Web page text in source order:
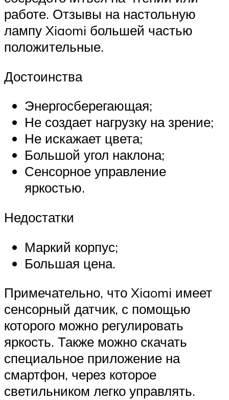
работе. Отзывы на настольную
лампу Xiaomi большей частью
положительные.
Достоинства
Энергосберегающая;
Не создает нагрузку на зрение;
Не искажает цвета;
Большой угол наклона;
Сенсорное управление
яркостью.
Недостатки
Маркий корпус;
Большая цена.
Примечательно, что Xiaomi имеет
сенсорный датчик, с помощью
которого можно регулировать
яркость. Также можно скачать
специальное приложение на
смартфон, через которое
светильником легко управлять.